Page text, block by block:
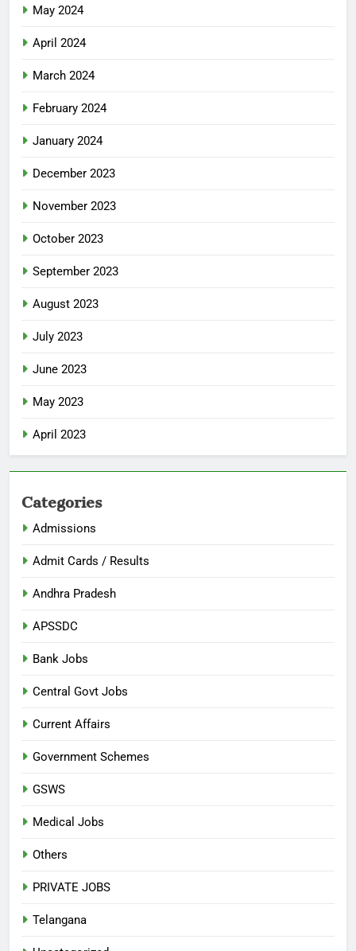
May 2024
April 2024
March 2024
February 2024
January 2024
December 2023
November 2023
October 2023
September 2023
August 2023
July 2023
June 2023
May 2023
April 2023
Categories
Admissions
Admit Cards / Results
Andhra Pradesh
APSSDC
Bank Jobs
Central Govt Jobs
Current Affairs
Government Schemes
GSWS
Medical Jobs
Others
PRIVATE JOBS
Telangana